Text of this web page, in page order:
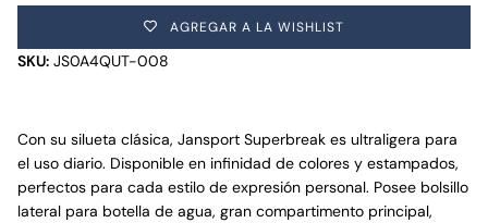
AGREGAR A LA WISHLIST
SKU: JS0A4QUT-008
Con su silueta clásica, Jansport Superbreak es ultraligera para
el uso diario. Disponible en infinidad de colores y estampados,
perfectos para cada estilo de expresión personal. Posee bolsillo
lateral para botella de agua, gran compartimento principal,